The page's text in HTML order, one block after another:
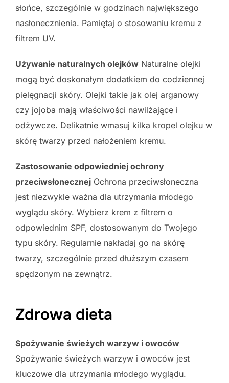
słońce, szczególnie w godzinach największego
nasłonecznienia. Pamiętaj o stosowaniu kremu z
filtrem UV.
Używanie naturalnych olejków Naturalne olejki
mogą być doskonałym dodatkiem do codziennej
pielęgnacji skóry. Olejki takie jak olej arganowy
czy jojoba mają właściwości nawilżające i
odżywcze. Delikatnie wmasuj kilka kropel olejku w
skórę twarzy przed nałożeniem kremu.
Zastosowanie odpowiedniej ochrony
przeciwsłonecznej Ochrona przeciwsłoneczna
jest niezwykle ważna dla utrzymania młodego
wyglądu skóry. Wybierz krem z filtrem o
odpowiednim SPF, dostosowanym do Twojego
typu skóry. Regularnie nakładaj go na skórę
twarzy, szczególnie przed dłuższym czasem
spędzonym na zewnątrz.
Zdrowa dieta
Spożywanie świeżych warzyw i owoców
Spożywanie świeżych warzyw i owoców jest
kluczowe dla utrzymania młodego wyglądu.